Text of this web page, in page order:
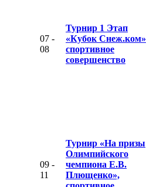
07 -
08
Турнир 1 Этап
«Кубок Снеж.ком»
спортивное
совершенство
09 -
11
Турнир «На призы
Олимпийского
чемпиона Е.В.
Плющенко»,